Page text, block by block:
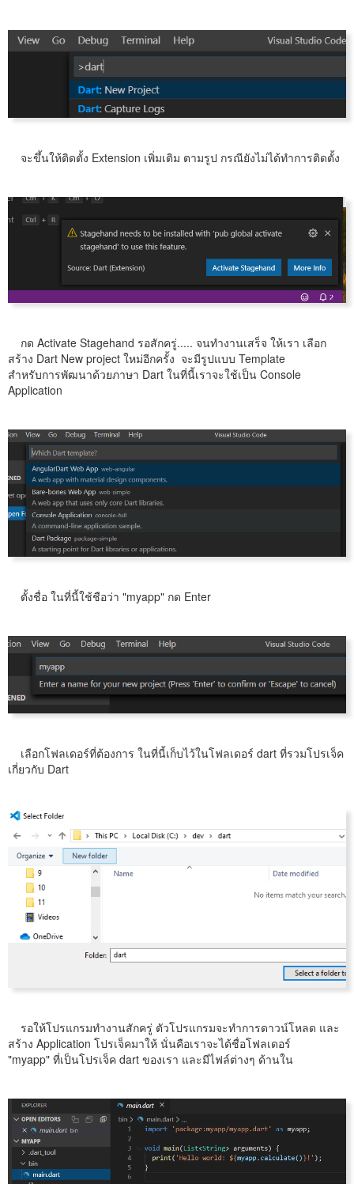
จะขึ้นให้ติดตั้ง Extension เพิ่มเติม ตามรูป กรณียังไม่ได้ทำการติดตั้ง
กด Activate Stagehand รอสักครู่..... จนทำงานเสร็จ ให้เรา เลือก
สร้าง Dart New project ใหม่อีกครั้ง จะมีรูปแบบ Template
สำหรับการพัฒนาด้วยภาษา Dart ในที่นี้เราจะใช้เป็น Console
Application
ตั้งชื่อ ในที่นี้ใช้ชือว่า "myapp" กด Enter
เลือกโฟลเดอร์ที่ต้องการ ในที่นี้เก็บไว้ในโฟลเดอร์ dart ที่รวมโปรเจ็ค
เกี่ยวกับ Dart
รอให้โปรแกรมทำงานสักครู่ ตัวโปรแกรมจะทำการดาวน์โหลด และ
สร้าง Application โปรเจ็คมาให้ นั่นคือเราจะได้ชื่อโฟลเดอร์
"myapp" ที่เป็นโปรเจ็ค dart ของเรา และมีไฟล์ต่างๆ ด้านใน